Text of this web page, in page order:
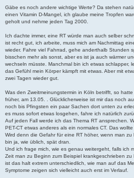
Gäbe es noch andere wichtige Werte? Da stehen
einen Vitamin D-Mangel, ich glaube meine Tropfen
geholt und nehme jeden Tag 2000.
Ich dachte immer, eine RT würde man auch selber
ist recht gut, ich arbeite, muss mich am Nachmittag
wieder. Fahre viel Fahrrad, gehe anderthalb Stunden
bisschen mehr als sonst, aber es ist ja auch wärmer
wechseln müsste. Manchmal bin ich etwas schlapper,
das Gefühl mein Körper kämpft mit etwas. Aber mit
zwei Tagen wieder gut.
Was den Zweitmeinungstermin in Köln betrifft, so
früher, am 13.05. . Glücklicherweise ist mir das noch
noch bis Pfingsten ein paar Sachen dort unten zu
es muss sofort etwas losgehen, fahre ich natürlich
Auf jeden Fall werde ich das Thema RT ansprechen.
PET-CT etwas anderes als ein normales CT. Das
Wird denn die Gefahr für eine RT höher, wenn man
bin ja, wie üblich, spät dran.
Und ich frage mich, wie es genau weitergeht, falls ich
Zeit man zu Beginn zum Beispiel krankgeschrieben
ist das halt extrem unterschiedlich, wie man auf das
Symptome zeigen sich vielleicht auch erst im Verlauf.